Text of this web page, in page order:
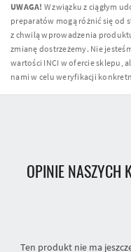
UWAGA! W związku z ciągłym
preparatów mogą różnić się od
z chwilą wprowadzenia
zmianę dostrzeżemy. Nie
wartości INCI w ofercie sklepu,
nami w celu weryfikacji
OPINIE NASZYCH
Ten produkt nie ma